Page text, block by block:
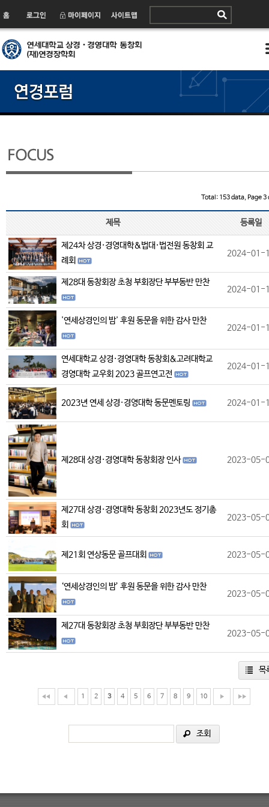
Total: 153 data, Page 3
제목 등록일
제24차 상경·경영대학&법대·법전원 동창회 교
례회
2024-01-
제28대 동창회장 초청 부회장단 부부동반 만찬
2024-01-
'연세상경인의 밤' 후원 동문을 위한 감사 만찬
2024-01-
연세대학교 상경·경영대학 동창회&고려대학교
경영대학 교우회 2023 골프연고전
2024-01-
2023년 연세 상경·경영대학 동문멘토링 2024-01-
제28대 상경·경영대학 동창회장 인사 2023-05-
제27대 상경·경영대학 동창회 2023년도 정기총
회
2023-05-
제21회 연상동문 골프대회 2023-05-
‘연세상경인의 밤’ 후원 동문을 위한 감사 만찬
2023-05-
제27대 동창회장 초청 부회장단 부부동반 만찬
2023-05-
목
1 2 3 4 5 6 7 8 9 10
조회